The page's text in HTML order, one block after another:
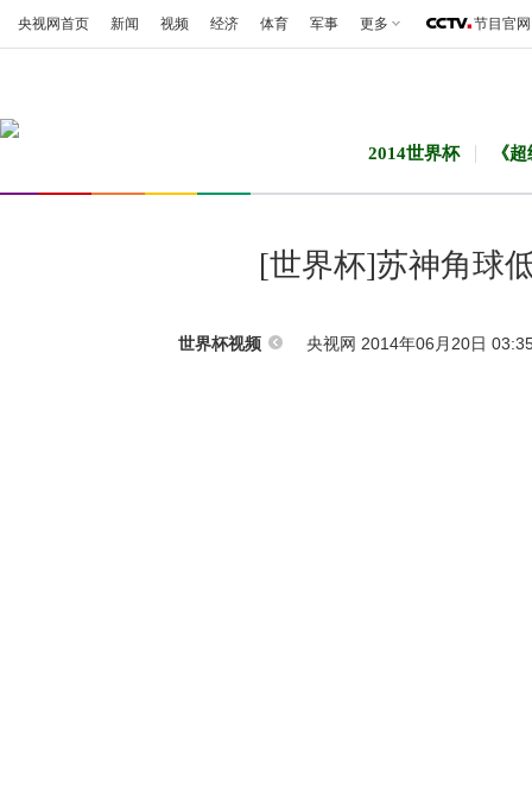
央视网首页 新闻 视频 经济 体育 军事 更多 节目官网
2014世界杯 《
[世界杯]苏神角球
世界杯视频 央视网 2014年06月20日